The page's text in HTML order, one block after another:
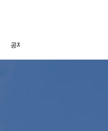
공지사항